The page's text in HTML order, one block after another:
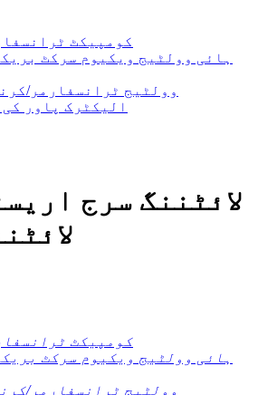
کومپیکٹ
ہائی وولٹیج ویکیوم سرکٹ
وولٹیج ٹرانسفارمر/
الیکٹرک پاور
لائٹننگ سرج
کومپیکٹ
ہائی وولٹیج ویکیوم سرکٹ
وولٹیج ٹرانسفارمر/